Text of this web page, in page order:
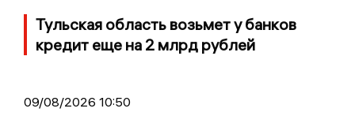
Тульская область возьмет у банков
кредит еще на 2 млрд рублей
09/08/2026 10:50